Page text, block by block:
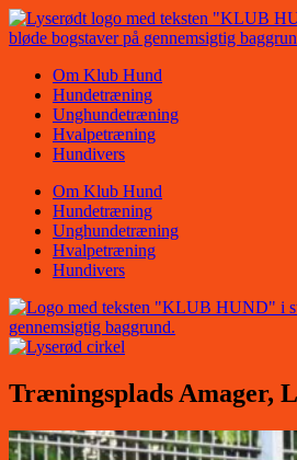
Videre
til
Om Klub Hund
Hundetræning
Unghundetræning
Hvalpetræning
Hundivers
Om Klub Hund
Hundetræning
Unghundetræning
Hvalpetræning
Hundivers
Træningsplads Amager,